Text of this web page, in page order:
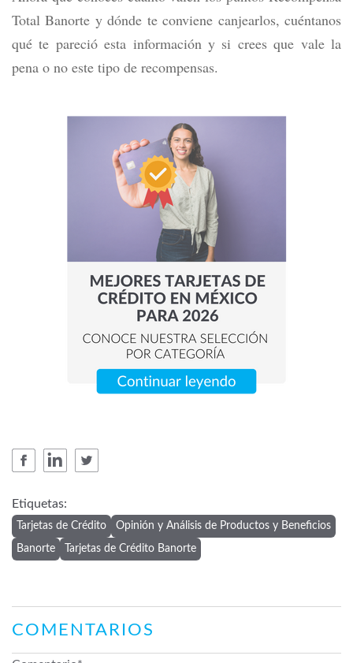
Total Banorte y dónde te conviene canjearlos, cuéntanos
qué te pareció esta información y si crees que vale la
pena o no este tipo de recompensas.
Etiquetas:
Tarjetas de Crédito Opinión y Análisis de Productos y Beneficios
Banorte Tarjetas de Crédito Banorte
COMENTARIOS